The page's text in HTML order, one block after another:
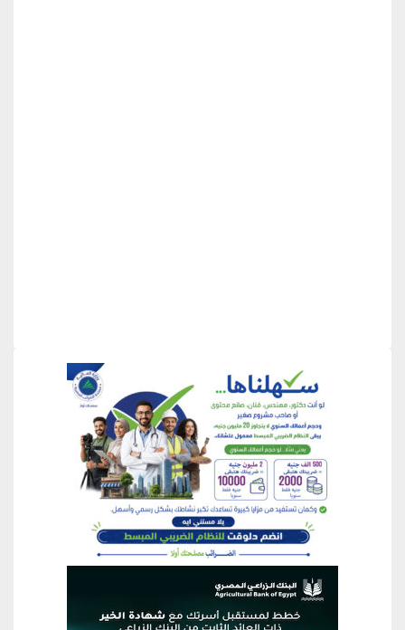
منطقة إعلانية
منطقة إعلانية